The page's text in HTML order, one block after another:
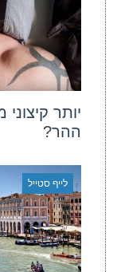
יותר
ההר?
לייף סטייל